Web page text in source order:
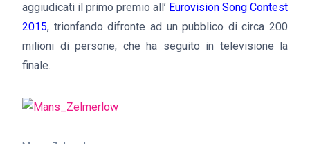
aggiudicati il primo premio all’ Eurovision Song Contest
2015, trionfando difronte ad un pubblico di circa 200
milioni di persone, che ha seguito in televisione la
finale.